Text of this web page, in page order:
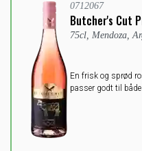
0712067
Butcher's Cut
75cl, Mendoza,
En frisk og sprød
passer godt til